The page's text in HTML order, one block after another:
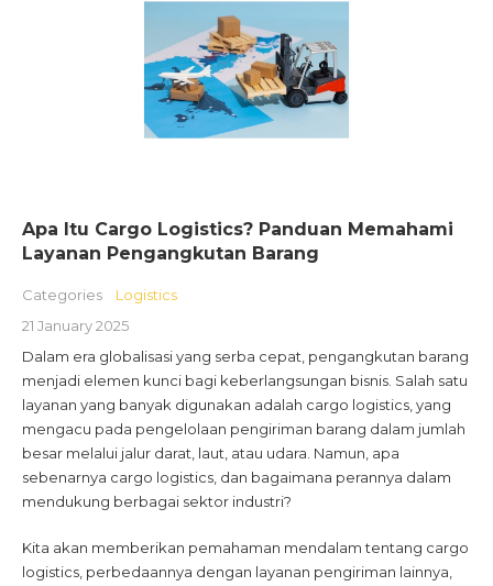
Apa Itu Cargo Logistics? Panduan Memahami
Layanan Pengangkutan Barang
Categories
Logistics
21 January 2025
Dalam era globalisasi yang serba cepat, pengangkutan barang
menjadi elemen kunci bagi keberlangsungan bisnis. Salah satu
layanan yang banyak digunakan adalah cargo logistics, yang
mengacu pada pengelolaan pengiriman barang dalam jumlah
besar melalui jalur darat, laut, atau udara. Namun, apa
sebenarnya cargo logistics, dan bagaimana perannya dalam
mendukung berbagai sektor industri?
Kita akan memberikan pemahaman mendalam tentang cargo
logistics, perbedaannya dengan layanan pengiriman lainnya,